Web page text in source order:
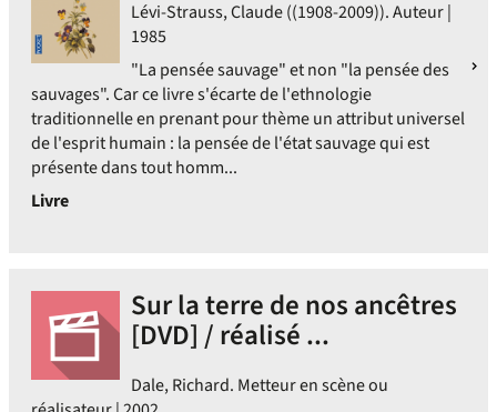
Lévi-Strauss, Claude ((1908-2009)). Auteur |
1985
"La pensée sauvage" et non "la pensée des
sauvages". Car ce livre s'écarte de l'ethnologie
traditionnelle en prenant pour thème un attribut universel
de l'esprit humain : la pensée de l'état sauvage qui est
présente dans tout homm...
Livre
Sur la terre de nos ancêtres
[DVD] / réalisé ...
Dale, Richard. Metteur en scène ou